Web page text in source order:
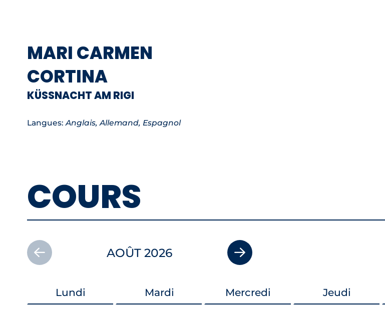
MARI CARMEN
CORTINA
KÜSSNACHT AM RIGI
Langues:Anglais, Allemand, Espagnol
COURS
AOÛT 2026
Lundi Mardi Mercredi Jeudi